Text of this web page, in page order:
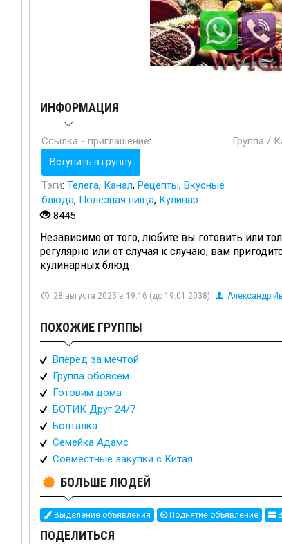
ИНФОРМАЦИЯ
Ссылка - приглашение:
Вступить в группу
Группа /
Тэги: Телега, Канал, Рецепты, Вкусные
блюда, Полезная пища, Кулинар
8445
Независимо от того, любите вы готовить или
регулярно или от случая к случаю, вам
кулинарных блюд
28 августа 2025 в 19:16 (до 19.01.2038) Александр
ПОХОЖИЕ ГРУППЫ
Вперед за мечтой
Группа обовсем
Готовим дома
БОТИК Друг 24/7
Болталка
Семейка Адамс
Совместные закупки с Китая
БОЛЬШЕ ЛЮДЕЙ
Выделение объявления Поднятие объявление
ПОДЕЛИТЬСЯ